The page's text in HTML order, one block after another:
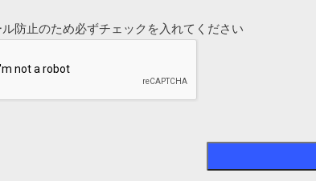
防止のため必ずチェックを入れてください